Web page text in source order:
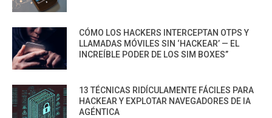
CÓMO LOS HACKERS INTERCEPTAN OTPS Y
LLAMADAS MÓVILES SIN ‘HACKEAR’ — EL
INCREÍBLE PODER DE LOS SIM BOXES”
13 TÉCNICAS RIDÍCULAMENTE FÁCILES PARA
HACKEAR Y EXPLOTAR NAVEGADORES DE IA
AGÉNTICA